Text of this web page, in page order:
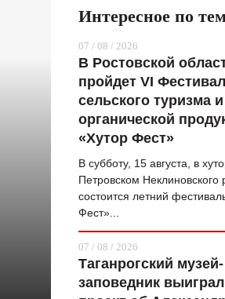
ХАЙП
Интересное по
07 / 08 / 2026
В Ростовской
пройдет VI
сельского туризма и
органической
«Хутор Фест»
В субботу, 15 августа, в
Петровском Неклиновского
состоится летний
Фест»...
07 / 08 / 2026
Таганрогский музей-
заповедник